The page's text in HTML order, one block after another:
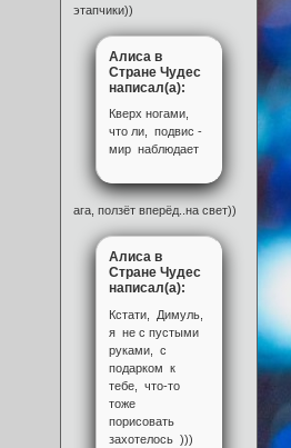
этапчики))
Алиса в
Стране Чудес
написал(а):
Кверх ногами,
что ли, подвис -
мир наблюдает
ага, ползёт вперёд..на свет))
Алиса в
Стране Чудес
написал(а):
Кстати, Димуль,
я не с пустыми
руками, с
подарком к
тебе, что-то
тоже
порисовать
захотелось )))